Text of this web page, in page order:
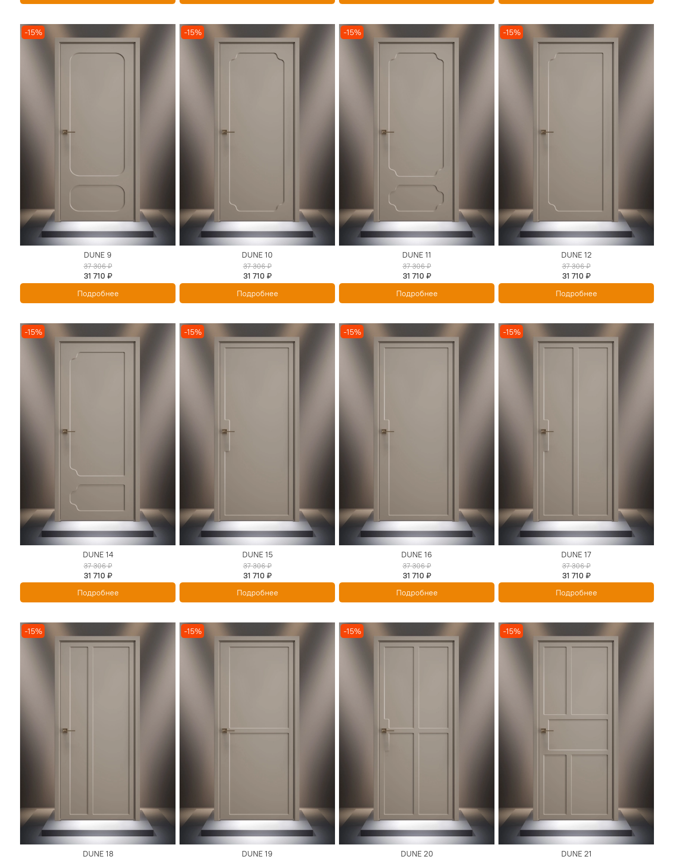
-15%
DUNE 9
37 306 ₽
31 710 ₽
Подробнее
-15%
DUNE 10
37 306 ₽
31 710 ₽
Подробнее
-15%
DUNE 11
37 306 ₽
31 710 ₽
Подробнее
-15%
DUNE 12
37 306 ₽
31 710 ₽
Подробнее
-15%
DUNE 14
37 306 ₽
31 710 ₽
Подробнее
-15%
DUNE 15
37 306 ₽
31 710 ₽
Подробнее
-15%
DUNE 16
37 306 ₽
31 710 ₽
Подробнее
-15%
DUNE 17
37 306 ₽
31 710 ₽
Подробнее
-15%
DUNE 18
-15%
DUNE 19
-15%
DUNE 20
-15%
DUNE 21